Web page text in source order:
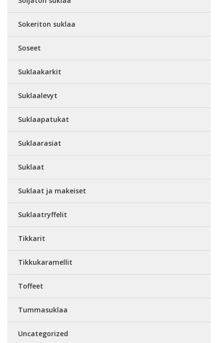
Sokeriton suklaa
Soseet
Suklaakarkit
Suklaalevyt
Suklaapatukat
Suklaarasiat
Suklaat
Suklaat ja makeiset
Suklaatryffelit
Tikkarit
Tikkukaramellit
Toffeet
Tummasuklaa
Uncategorized